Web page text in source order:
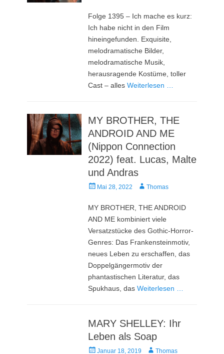
Folge 1395 – Ich mache es kurz:
Ich habe nicht in den Film
hineingefunden. Exquisite,
melodramatische Bilder,
melodramatische Musik,
herausragende Kostüme, toller
Cast – allesWeiterlesen …
MY BROTHER, THE
ANDROID AND ME
(Nippon Connection
2022) feat. Lucas, Malte
und Andras
Veröffentlicht
Mai 28, 2022 AutorThomas
MY BROTHER, THE ANDROID
AND ME kombiniert viele
Versatzstücke des Gothic-Horror-
Genres: Das Frankensteinmotiv,
neues Leben zu erschaffen, das
Doppelgängermotiv der
phantastischen Literatur, das
Spukhaus, dasWeiterlesen …
MARY SHELLEY: Ihr
Leben als Soap
Veröffentlicht
Januar 18, 2019 AutorThomas